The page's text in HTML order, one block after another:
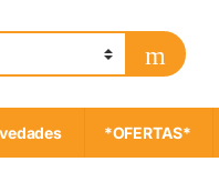
*OFERTAS*